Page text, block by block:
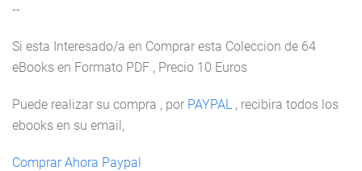
--
Si esta Interesado/a en Comprar esta Coleccion de 64
eBooks en Formato PDF , Precio 10 Euros
Puede realizar su compra , por PAYPAL , recibira todos los
ebooks en su email,
Comprar Ahora Paypal